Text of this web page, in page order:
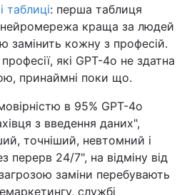
Лайт
Інциденти
Туризм
Погода
Регіони
таблиці: перша таблиця
краща за людей
замінить кожну з професій.
які GPT-4o не здатна
принаймні поки що.
в 95% GPT-4o
з введення даних",
точніший, невтомний і
перерв 24/7", на відміну від
заміни перебувають
службі